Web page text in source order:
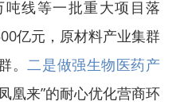
线等一批重大项目落
亿元，原材料产业集群
。 二是做强生物医药产
凰来”的耐心优化营商环